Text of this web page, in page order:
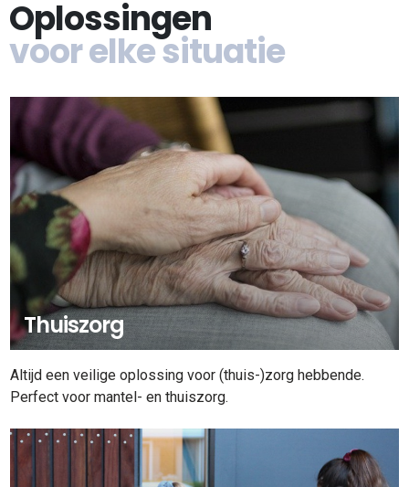
Oplossingen
voor elke situatie
Thuiszorg
Altijd een veilige oplossing voor (thuis-)zorg hebbende.
Perfect voor mantel- en thuiszorg.